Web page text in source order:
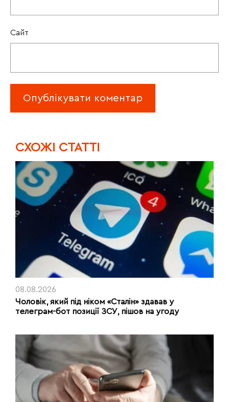
Сайт
CХОЖІ СТАТТІ
08.08.2026
Чоловік, який під ніком «Сталін» здавав у
телеграм-бот позиції ЗСУ, пішов на угоду